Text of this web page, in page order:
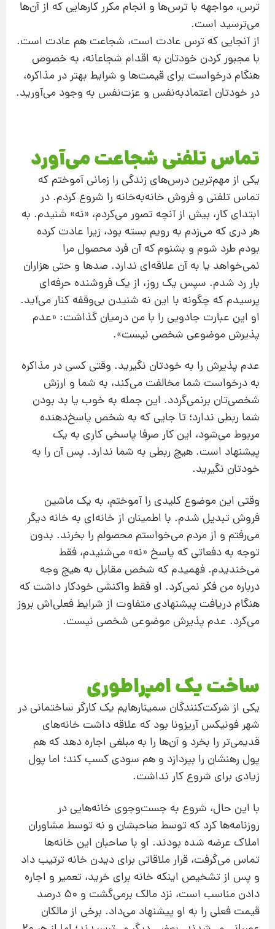
ترس، مواجهه با ترس‌ها و انجام مکرر کارهایی که از آن‌ها
می‌ترسید است.
از آنجایی که ترس عادت است، شجاعت هم عادت است.
با مجبور کردن خودتان به اقدام شجاعانه، به خصوص
هنگام درخواست برای قیمت‌ها و شرایط بهتر در مذاکره،
در خودتان اعتمادبه‌نفس و عزت‌نفس به وجود می‌آورید.
تماس تلفنی شجاعت می‌آورد
یکی از مهم‌ترین درس‌های زندگی را زمانی آموختم که
تماس تلفنی و فروش خانه‌به‌خانه را شروع کردم. در
ابتدای کار، بیش از آنچه تصور می‌کردم، «نه» شنیدم. به
هر دری که می‌زدم به رویم بسته بود،‌ زیرا عادت کرده
بودم طرد شوم و بشنوم که آن فرد محصول مرا
نمی‌خواهد یا به آن علاقه‌ای ندارد. صدها و حتی هزاران
بار رد شدم. سپس یک روز، از یک فروشنده حرفه‌ای
پرسیدم که چگونه با این نه شنیدن بی‌وقفه کنار می‌آید.
او این عبارت جادویی را با من درمیان گذاشت: «عدم
پذیرش موضوعی شخصی نیست».
عدم پذیرش را به خودتان نگیرید. وقتی کسی در مذاکره
به درخواست شما مخالفت می‌کند، به شما و ارزش
شخصی‌تان برنمی‌گردد. این جمله به خوب یا بد بودن
شما ربطی ندارد؛ تا جایی که به شخص پاسخ‌دهنده
مربوط می‌شود،‌ این کار صرفا پاسخی کاری به یک
پیشنهاد است. هیچ ربطی به شما ندارد. پس آن را به
خودتان نگیرید.
وقتی این موضوع کلیدی را آموختم، به یک ماشین
فروش تبدیل شدم. با اطمینان از خانه‌ای به خانه دیگر
می‌رفتم و از مردم می‌خواستم محصولم را بخرند. بدون
توجه به دفعاتی که پاسخ «نه» می‌شنیدم، فقط
می‌خندیدم. فهمیدم که شخص مقابل به هیچ وجه
درباره من فکر نمی‌کرد. او فقط واکنشی خودکار داشت که
هنگام دریافت پیشنهادی متفاوت از شرایط فعلی‌اش بروز
می‌کرد. عدم پذیرش موضوعی شخصی نیست.
ساخت یک امپراطوری
یکی از شرکت‌کنندگان سمینارهایم یک کارگر ساختمانی در
شهر فونیکس آریزونا بود که علاقه داشت خانه‌‌های
قدیمی‌تر را بخرد و آن‌ها را به مبلغی اجاره دهد که هم
پول رهنشان را بپردازد و هم سودی کسب کند؛ اما پول
زیادی برای شروع کار نداشت.
با این حال، شروع به جست‌وجوی خانه‌‌هایی در
روزنامه‌ها کرد که توسط صاحبشان و نه توسط مشاوران‌
املاک عرضه ‌شده بودند. او با صاحبان این خانه‌‌ها
تماس می‌گرفت، قرار ملاقاتی برای دیدن خانه ترتیب داد
و پس از تشخیص اینکه خانه برای خرید، تعمیر و اجاره
دادن مناسب است، نزد مالک برمی‌گشت و 50 درصد
قیمت فعلی را به او پیشنهاد می‌داد. برخی از مالکان